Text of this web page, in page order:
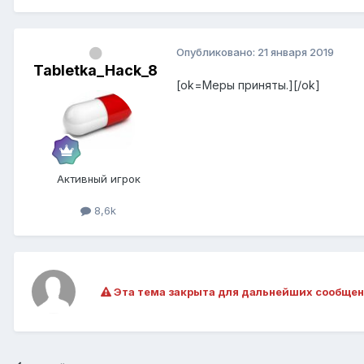
Tabletka_Hack_8
Активный игрок
8,6k
Опубликовано: 21 января 2019
[ok=Меры приняты.][/ok]
Эта тема закрыта для дальнейших